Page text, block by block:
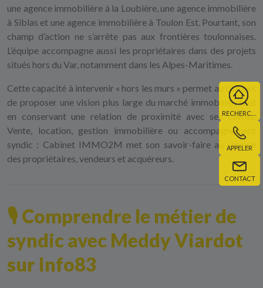
APPELER
CONTACT
une agence immobilière à la Loubière, une agence immobilière
à Siblas et une agence immobilière à Toulon Est. Pourtant, son
champ d’action ne s’arrête pas aux frontières toulonnaises.
L’équipe accompagne aussi les propriétaires dans des projets
situés hors du Var, notamment dans les Alpes-Maritimes.
Cette capacité à intervenir « hors les murs » permet au cabinet
de proposer une vision plus large du marché immobilier, tout
en conservant une relation de proximité avec ses clients.
Vente, location, gestion immobilière ou accompagnement
syndic : Cabinet IMMO2M met son savoir-faire au service
des propriétaires, vendeurs et acquéreurs.
🎙️ Comprendre le métier de
syndic avec Meddy Viardot
sur Info83